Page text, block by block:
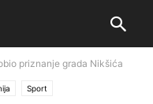
priznanje grada Nikšića
Sport